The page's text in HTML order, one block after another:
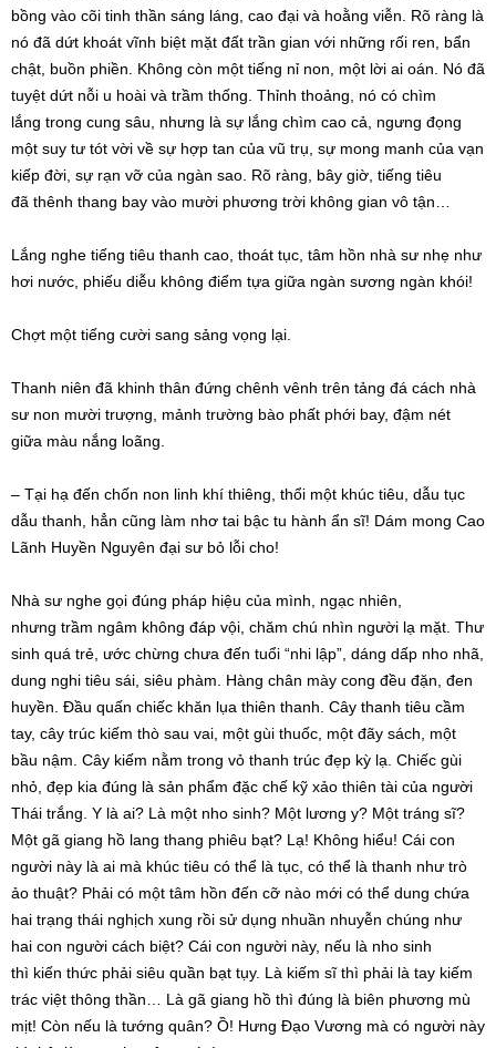
bồng vào cõi tinh thần sáng láng, cao đại và hoằng viễn. Rõ ràng là
nó đã dứt khoát vĩnh biệt mặt đất trần gian với những rối ren, bẩn
chật, buồn phiền. Không còn một tiếng nỉ non, một lời ai oán. Nó đã
tuyệt dứt nỗi u hoài và trầm thống. Thỉnh thoảng, nó có chìm
lắng trong cung sâu, nhưng là sự lắng chìm cao cả, ngưng đọng
một suy tư tót vời về sự hợp tan của vũ trụ, sự mong manh của vạn
kiếp đời, sự rạn vỡ của ngàn sao. Rõ ràng, bây giờ, tiếng tiêu
đã thênh thang bay vào mười phương trời không gian vô tận…
Lắng nghe tiếng tiêu thanh cao, thoát tục, tâm hồn nhà sư nhẹ như
hơi nước, phiếu diễu không điểm tựa giữa ngàn sương ngàn khói!
Chợt một tiếng cười sang sảng vọng lại.
Thanh niên đã khinh thân đứng chênh vênh trên tảng đá cách nhà
sư non mười trượng, mảnh trường bào phất phới bay, đậm nét
giữa màu nắng loãng.
– Tại hạ đến chốn non linh khí thiêng, thổi một khúc tiêu, dẫu tục
dẫu thanh, hẳn cũng làm nhơ tai bậc tu hành ẩn sĩ! Dám mong Cao
Lãnh Huyền Nguyên đại sư bỏ lỗi cho!
Nhà sư nghe gọi đúng pháp hiệu của mình, ngạc nhiên,
nhưng trầm ngâm không đáp vội, chăm chú nhìn người lạ mặt. Thư
sinh quá trẻ, ước chừng chưa đến tuổi “nhi lập”, dáng dấp nho nhã,
dung nghi tiêu sái, siêu phàm. Hàng chân mày cong đều đặn, đen
huyền. Đầu quấn chiếc khăn lụa thiên thanh. Cây thanh tiêu cầm
tay, cây trúc kiếm thò sau vai, một gùi thuốc, một đãy sách, một
bầu nậm. Cây kiếm nằm trong vỏ thanh trúc đẹp kỳ lạ. Chiếc gùi
nhỏ, đẹp kia đúng là sản phẩm đặc chế kỹ xảo thiên tài của người
Thái trắng. Y là ai? Là một nho sinh? Một lương y? Một tráng sĩ?
Một gã giang hồ lang thang phiêu bạt? Lạ! Không hiểu! Cái con
người này là ai mà khúc tiêu có thể là tục, có thể là thanh như trò
ảo thuật? Phải có một tâm hồn đến cỡ nào mới có thể dung chứa
hai trạng thái nghịch xung rồi sử dụng nhuần nhuyễn chúng như
hai con người cách biệt? Cái con người này, nếu là nho sinh
thì kiến thức phải siêu quần bạt tụy. Là kiếm sĩ thì phải là tay kiếm
trác việt thông thần… Là gã giang hồ thì đúng là biên phương mù
mịt! Còn nếu là tướng quân? Ồ! Hưng Đạo Vương mà có người này